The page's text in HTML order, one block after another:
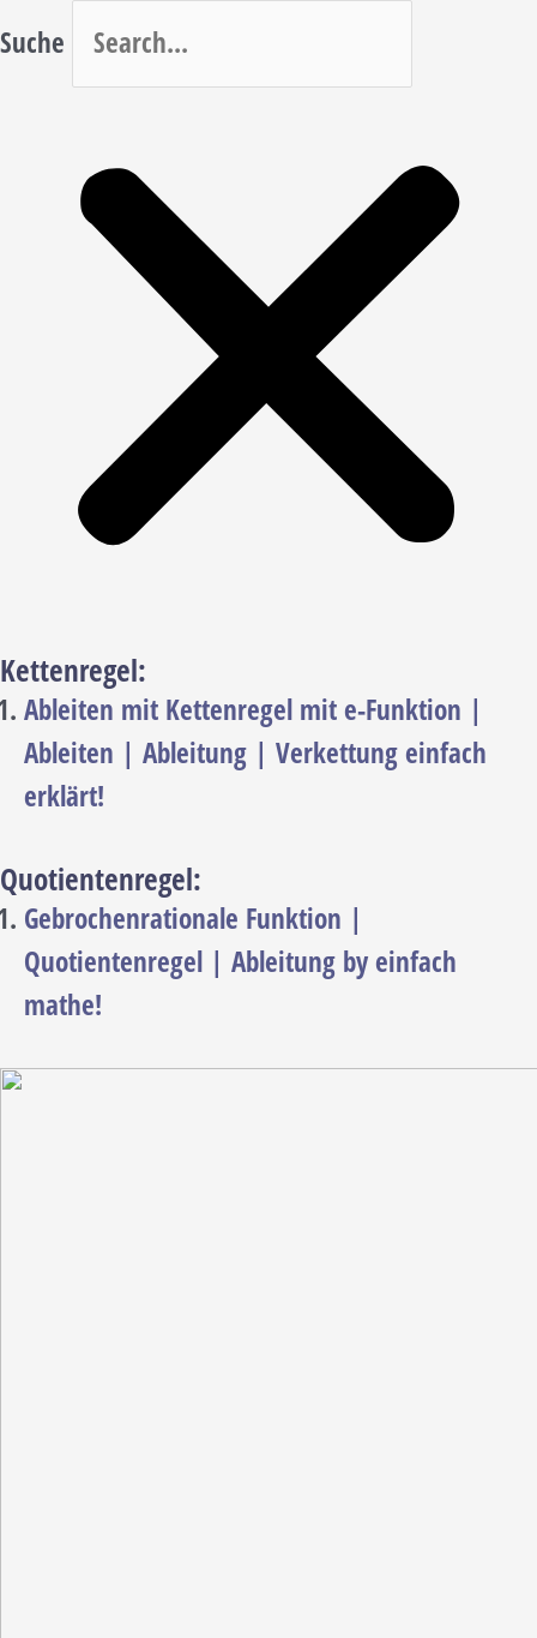
Suche
Kettenregel:
Ableiten mit Kettenregel mit e-Funktion |
Ableiten | Ableitung | Verkettung einfach
erklärt!
Quotientenregel:
Gebrochenrationale Funktion |
Quotientenregel | Ableitung by einfach
mathe!